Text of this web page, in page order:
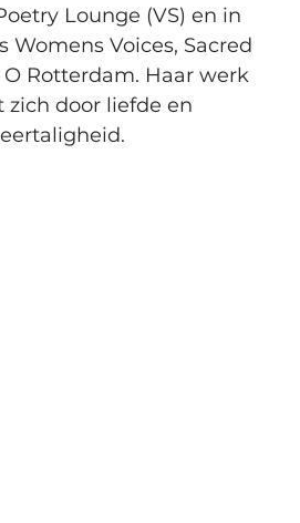
Lounge (VS) en in
Womens Voices, Sacred
O Rotterdam. Haar werk
zich door liefde en